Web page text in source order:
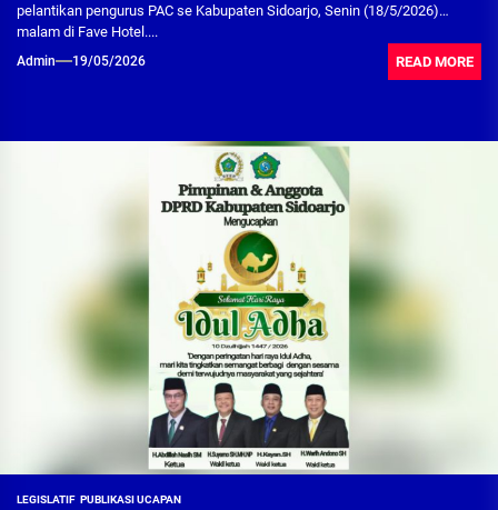
pelantikan pengurus PAC se Kabupaten Sidoarjo, Senin (18/5/2026)
malam di Fave Hotel....
Admin 19/05/2026 READ MORE
LEGISLATIF PUBLIKASI UCAPAN